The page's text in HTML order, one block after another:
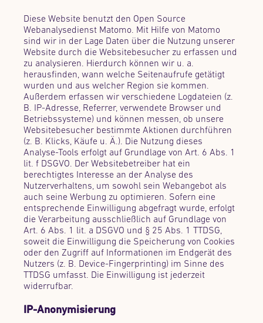
Diese Website benutzt den Open Source
Webanalysedienst Matomo. Mit Hilfe von Matomo
sind wir in der Lage Daten über die Nutzung unserer
Website durch die Websitebesucher zu erfassen und
zu analysieren. Hierdurch können wir u. a.
herausfinden, wann welche Seitenaufrufe getätigt
wurden und aus welcher Region sie kommen.
Außerdem erfassen wir verschiedene Logdateien (z.
B. IP-Adresse, Referrer, verwendete Browser und
Betriebssysteme) und können messen, ob unsere
Websitebesucher bestimmte Aktionen durchführen
(z. B. Klicks, Käufe u. Ä.). Die Nutzung dieses
Analyse-Tools erfolgt auf Grundlage von Art. 6 Abs. 1
lit. f DSGVO. Der Websitebetreiber hat ein
berechtigtes Interesse an der Analyse des
Nutzerverhaltens, um sowohl sein Webangebot als
auch seine Werbung zu optimieren. Sofern eine
entsprechende Einwilligung abgefragt wurde, erfolgt
die Verarbeitung ausschließlich auf Grundlage von
Art. 6 Abs. 1 lit. a DSGVO und § 25 Abs. 1 TTDSG,
soweit die Einwilligung die Speicherung von Cookies
oder den Zugriff auf Informationen im Endgerät des
Nutzers (z. B. Device-Fingerprinting) im Sinne des
TTDSG umfasst. Die Einwilligung ist jederzeit
widerrufbar.
IP-Anonymisierung